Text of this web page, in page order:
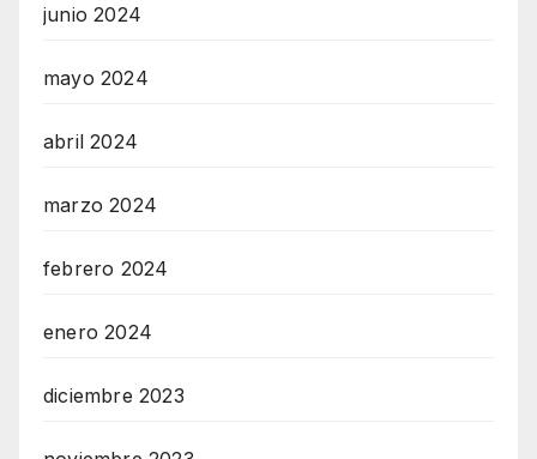
junio 2024
mayo 2024
abril 2024
marzo 2024
febrero 2024
enero 2024
diciembre 2023